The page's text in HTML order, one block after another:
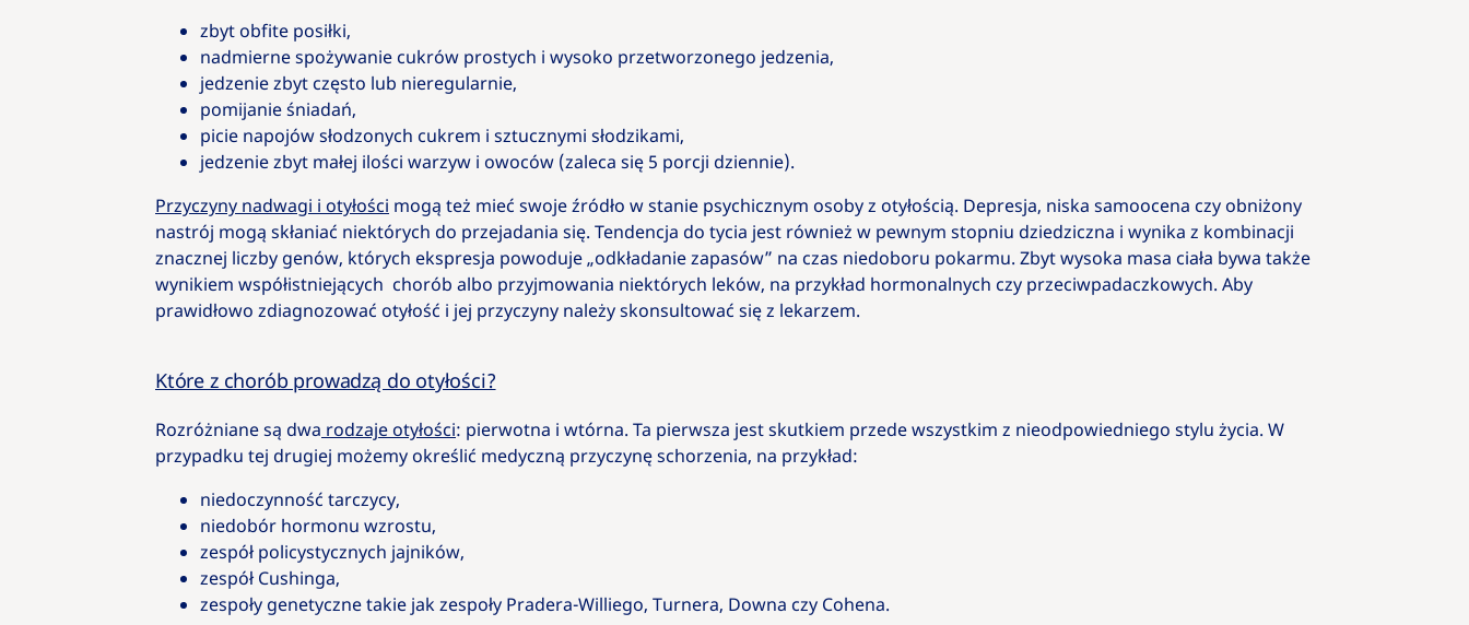
zbyt obfite posiłki,
nadmierne spożywanie cukrów prostych i wysoko przetworzonego jedzenia,
jedzenie zbyt często lub nieregularnie,
pomijanie śniadań,
picie napojów słodzonych cukrem i sztucznymi słodzikami,
jedzenie zbyt małej ilości warzyw i owoców (zaleca się 5 porcji dziennie).
Przyczyny nadwagi i otyłości mogą też mieć swoje źródło w stanie psychicznym osoby z otyłością. Depresja, niska samoocena czy obniżony
nastrój mogą skłaniać niektórych do przejadania się. Tendencja do tycia jest również w pewnym stopniu dziedziczna i wynika z kombinacji
znacznej liczby genów, których ekspresja powoduje „odkładanie zapasów” na czas niedoboru pokarmu. Zbyt wysoka masa ciała bywa także
wynikiem współistniejących chorób albo przyjmowania niektórych leków, na przykład hormonalnych czy przeciwpadaczkowych. Aby
prawidłowo zdiagnozować otyłość i jej przyczyny należy skonsultować się z lekarzem.
Które z chorób prowadzą do otyłości?
Rozróżniane są dwa rodzaje otyłości: pierwotna i wtórna. Ta pierwsza jest skutkiem przede wszystkim z nieodpowiedniego stylu życia. W
przypadku tej drugiej możemy określić medyczną przyczynę schorzenia, na przykład:
niedoczynność tarczycy,
niedobór hormonu wzrostu,
zespół policystycznych jajników,
zespół Cushinga,
zespoły genetyczne takie jak zespoły Pradera-Williego, Turnera, Downa czy Cohena.